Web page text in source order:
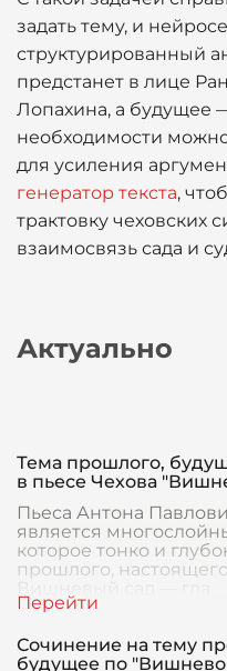
задать тему, и
структурированный
предстанет в лице
Лопахина, а будущее
необходимости
для усиления
генератор текста,
трактовку чеховских
взаимосвязь сада и
Актуально
Тема прошлого,
в пьесе Чехова
Пьеса Антона
является
которое тонко и
прошлого,
Вишневый сад — гла
Сочинение на тему
будущее по